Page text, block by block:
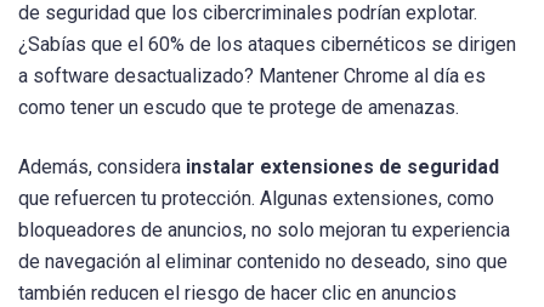
de seguridad que los cibercriminales podrían explotar.
¿Sabías que el 60% de los ataques cibernéticos se dirigen
a software desactualizado? Mantener Chrome al día es
como tener un escudo que te protege de amenazas.
Además, considera instalar extensiones de seguridad
que refuercen tu protección. Algunas extensiones, como
bloqueadores de anuncios, no solo mejoran tu experiencia
de navegación al eliminar contenido no deseado, sino que
también reducen el riesgo de hacer clic en anuncios